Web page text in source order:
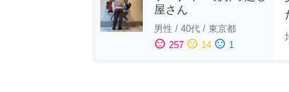
屋さん
男性 / 40代 / 東京都
sentiment_satisfied 257 sentiment_neutral 14 sentiment_dissatisfied 1